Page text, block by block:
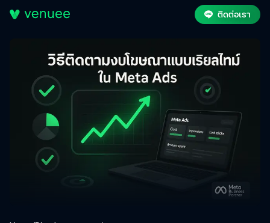
ติดต่อเรา